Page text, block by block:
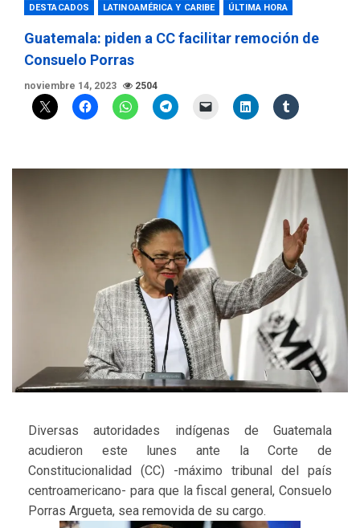
DESTACADOS LATINOAMÉRICA Y CARIBE ÚLTIMA HORA
Guatemala: piden a CC facilitar remoción de
Consuelo Porras
noviembre 14, 2023 2504
Diversas autoridades indígenas de Guatemala
acudieron este lunes ante la Corte de
Constitucionalidad (CC) -máximo tribunal del país
centroamericano- para que la fiscal general, Consuelo
Porras Argueta, sea removida de su cargo.